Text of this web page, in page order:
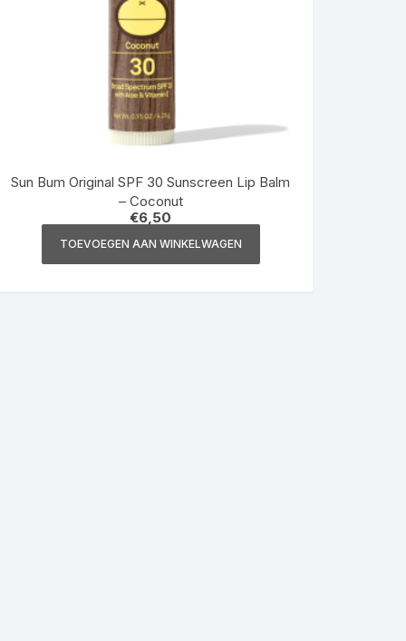
Sun Bum Original SPF 30 Sunscreen Lip Balm
– Coconut
€6,50
TOEVOEGEN AAN WINKELWAGEN